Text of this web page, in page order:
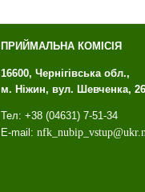
ПРИЙМАЛЬНА КОМІСІЯ
16600, Чернігівська обл.,
м. Ніжин, вул. Шевченка, 26
Тел: +38 (04631) 7-51-34
E-mail: nfk_ nubip_ vstup@ukr.